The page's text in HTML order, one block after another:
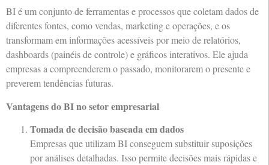
BI é um conjunto de ferramentas e processos que coletam dados de
diferentes fontes, como vendas, marketing e operações, e os
transformam em informações acessíveis por meio de relatórios,
dashboards (painéis de controle) e gráficos interativos. Ele ajuda
empresas a compreenderem o passado, monitorarem o presente e
preverem tendências futuras.
Vantagens do BI no setor empresarial
Tomada de decisão baseada em dados
Empresas que utilizam BI conseguem substituir suposições
por análises detalhadas. Isso permite decisões mais rápidas e